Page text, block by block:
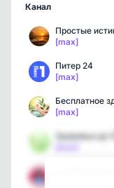
Канал
[max]
Питер 24
[max]
[max]
Здоровье до